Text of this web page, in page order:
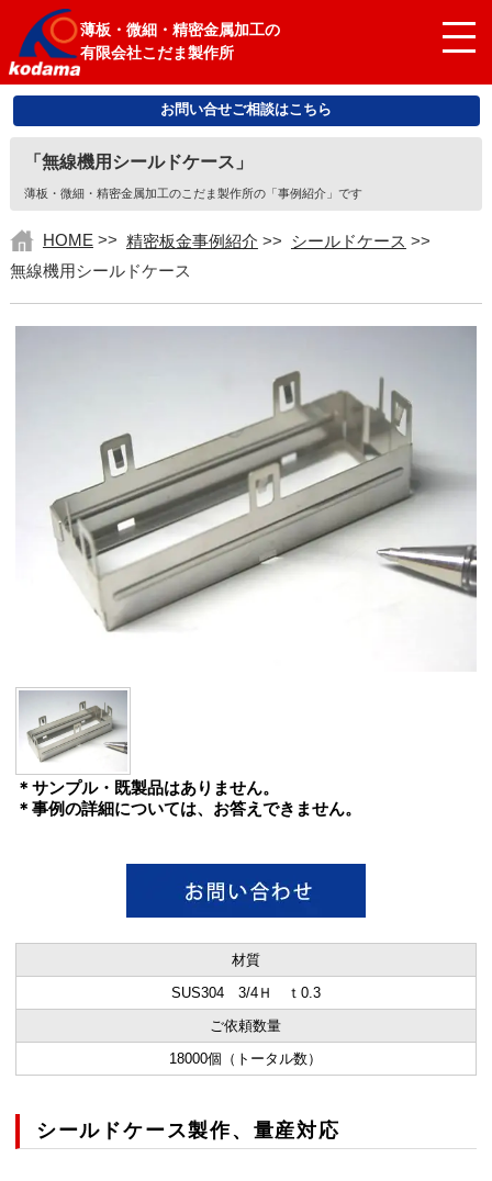
薄板・微細・精密金属加工の
有限会社こだま製作所
お問い合せご相談はこちら
「無線機用シールドケース」
薄板・微細・精密金属加工のこだま製作所の「事例紹介」です
HOME >> 精密板金事例紹介 >> シールドケース >>
無線機用シールドケース
＊サンプル・既製品はありません。
＊事例の詳細については、お答えできません。
材質
SUS304 3/4Ｈ ｔ0.3
ご依頼数量
18000個（トータル数）
シールドケース製作、量産対応